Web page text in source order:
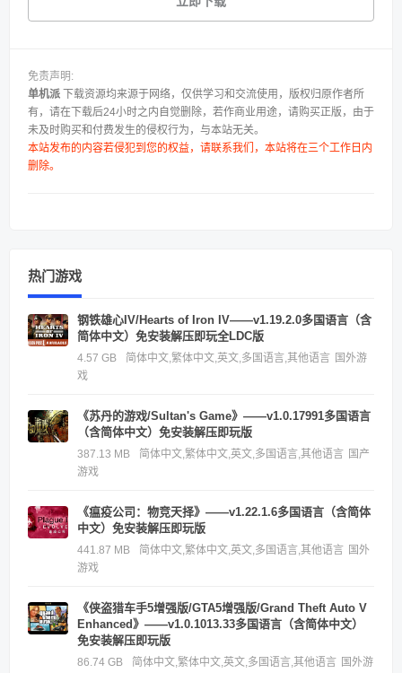
免责声明:
单机派 下载资源均来源于网络，仅供学习和交流使用，版权归原作者所
有，请在下载后24小时之内自觉删除，若作商业用途，请购买正版，由于
未及时购买和付费发生的侵权行为，与本站无关。
本站发布的内容若侵犯到您的权益，请联系我们，本站将在三个工作日内
删除。
热门游戏
钢铁雄心IV/Hearts of Iron IV——v1.19.2.0多国语言（含
简体中文）免安装解压即玩全LDC版
4.57 GB 简体中文,繁体中文,英文,多国语言,其他语言 国外游
戏
《苏丹的游戏/Sultan's Game》——v1.0.17991多国语言
（含简体中文）免安装解压即玩版
387.13 MB 简体中文,繁体中文,英文,多国语言,其他语言 国产
游戏
《瘟疫公司：物竞天择》——v1.22.1.6多国语言（含简体
中文）免安装解压即玩版
441.87 MB 简体中文,繁体中文,英文,多国语言,其他语言 国外
游戏
《侠盗猎车手5增强版/GTA5增强版/Grand Theft Auto V
Enhanced》——v1.0.1013.33多国语言（含简体中文）
免安装解压即玩版
86.74 GB 简体中文,繁体中文,英文,多国语言,其他语言 国外游